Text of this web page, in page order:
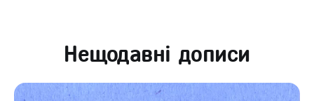
Нещодавні дописи